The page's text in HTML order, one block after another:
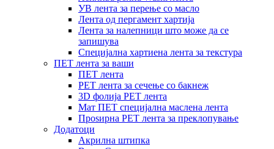
УВ лента за перење со масло
Лента од пергамент хартија
Лента за налепници што може да се
запишува
Специјална хартиена лента за текстура
ПЕТ лента за ваши
ПЕТ лента
PET лента за сечење со бакнеж
3D фолија PET лента
Мат ПЕТ специјална маслена лента
Проѕирна PET лента за преклопување
Додатоци
Акрилна штипка